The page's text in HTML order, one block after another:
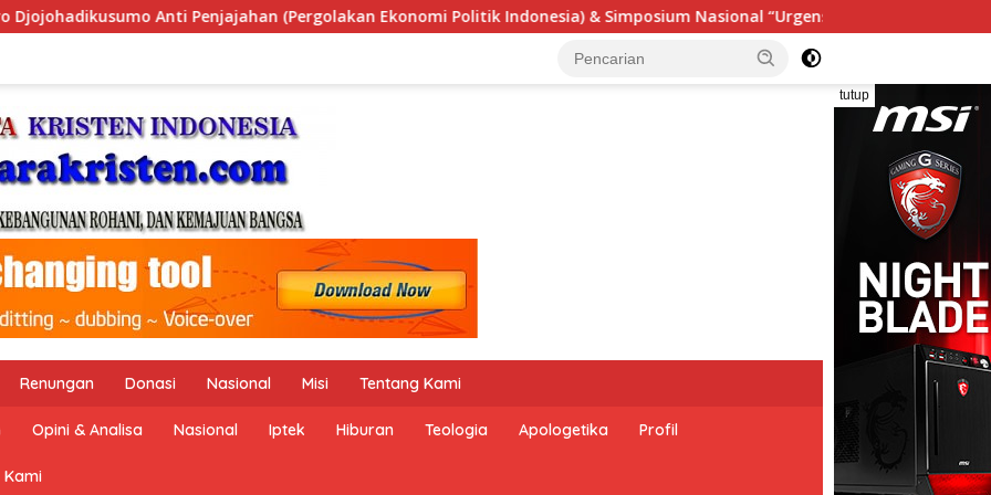
Politik Indonesia) & Simposium Nasional “Urgensi Undang-Undang Perekonomian Nasional dan Kesejahteraan
tutup
Renungan Donasi Nasional Misi Tentang Kami
Opini & Analisa Nasional Iptek Hiburan Teologia Apologetika Profil
Kami